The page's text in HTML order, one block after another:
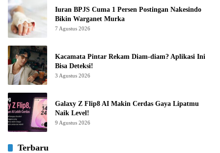
Iuran BPJS Cuma 1 Persen Postingan Nakesindo
Bikin Warganet Murka
7 Agustus 2026
Kacamata Pintar Rekam Diam-diam? Aplikasi Ini
Bisa Deteksi!
3 Agustus 2026
Galaxy Z Flip8 AI Makin Cerdas Gaya Lipatmu
Naik Level!
9 Agustus 2026
Terbaru